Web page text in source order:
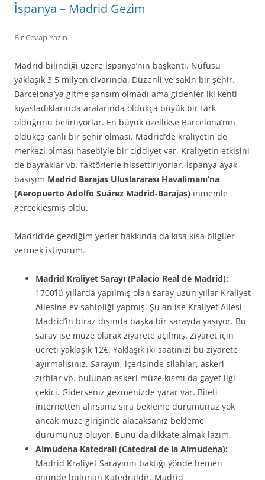
İspanya – Madrid Gezim
Bir Cevap Yazın
Madrid bilindiği üzere İspanya’nın başkenti. Nüfusu
yaklaşık 3.5 milyon civarında. Düzenli ve sakin bir şehir.
Barcelona’ya gitme şansım olmadı ama gidenler iki kenti
kıyasladıklarında aralarında oldukça büyük bir fark
olduğunu belirtiyorlar. En büyük özellikse Barcelona’nın
oldukça canlı bir şehir olması. Madrid’de kraliyetin de
merkezi olması hasebiyle bir ciddiyet var. Kraliyetin etkisini
de bayraklar vb. faktörlerle hissettiriyorlar. İspanya ayak
basışım Madrid Barajas Uluslararası Havalimanı’na
(Aeropuerto Adolfo Suárez Madrid-Barajas) inmemle
gerçekleşmiş oldu.
Madrid’de gezdiğim yerler hakkında da kısa kısa bilgiler
vermek istiyorum.
Madrid Kraliyet Sarayı (Palacio Real de Madrid):
1700’lü yıllarda yapılmış olan saray uzun yıllar Kraliyet
Ailesine ev sahipliği yapmış. Şu an ise Kraliyet Ailesi
Madrid’in biraz dışında başka bir sarayda yaşıyor. Bu
saray ise müze olarak ziyarete açılmış. Ziyaret için
ücreti yaklaşık 12€. Yaklaşık iki saatinizi bu ziyarete
ayırmalısınız. Sarayın, içerisinde silahlar, askeri
zırhlar vb. bulunan askeri müze kısmı da gayet ilgi
çekici. Giderseniz gezmenizde yarar var. Bileti
internetten alırsanız sıra bekleme durumunuz yok
ancak müze girişinde alacaksanız bekleme
durumunuz oluyor. Bunu da dikkate almak lazım.
Almudena Katedrali (Catedral de la Almudena):
Madrid Kraliyet Sarayının baktığı yönde hemen
önünde bulunan Katedraldir. Madrid